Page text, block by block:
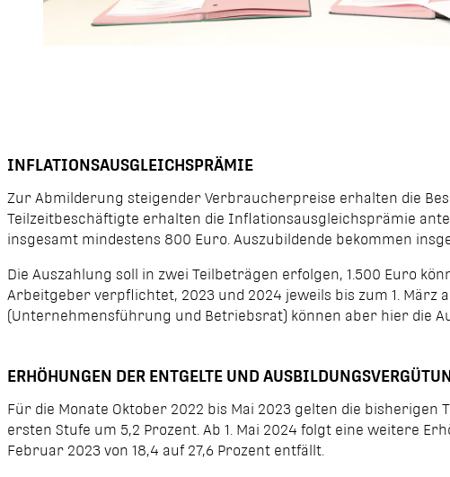
INFLATIONSAUSGLEICHSPRÄMIE
Zur Abmilderung steigender Verbraucherpreise erhalten die
Teilzeitbeschäftigte erhalten die Inflationsausgleichsprämie
insgesamt mindestens 800 Euro. Auszubildende bekommen
Die Auszahlung soll in zwei Teilbeträgen erfolgen, 1.500 Euro
Arbeitgeber verpflichtet, 2023 und 2024 jeweils bis zum 1. März
(Unternehmensführung und Betriebsrat) können aber hier die
ERHÖHUNGEN DER ENTGELTE UND
Für die Monate Oktober 2022 bis Mai 2023 gelten die
ersten Stufe um 5,2 Prozent. Ab 1. Mai 2024 folgt eine weitere
Februar 2023 von 18,4 auf 27,6 Prozent entfällt.